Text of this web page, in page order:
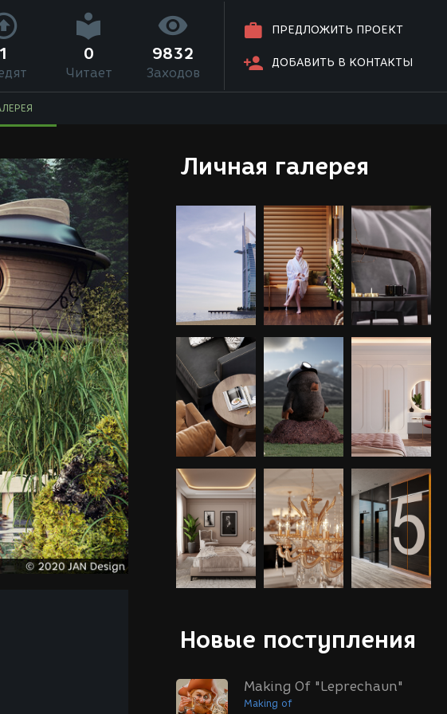
ПРЕДЛОЖИТЬ ПРОЕКТ
ДОБАВИТЬ В КОНТАКТЫ
1 0
Читает
9832
Заходов
Личная галерея
Новые поступления
Making Of "Leprechaun"
Making of